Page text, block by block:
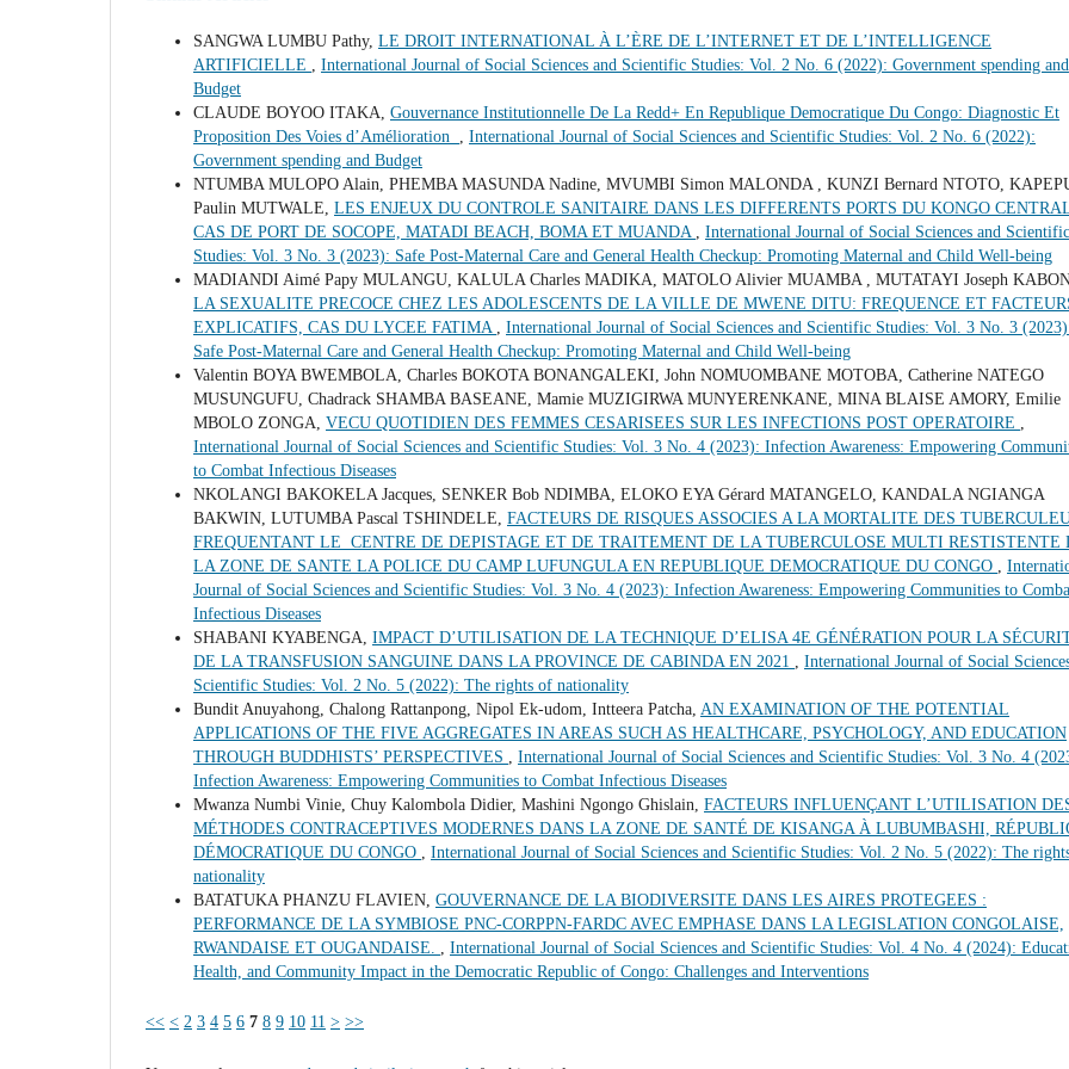
SANGWA LUMBU Pathy, LE DROIT INTERNATIONAL À L’ÈRE DE L’INTERNET ET DE L’INTELLIGENCE
ARTIFICIELLE , International Journal of Social Sciences and Scientific Studies: Vol. 2 No. 6 (2022): Government spending and
Budget
CLAUDE BOYOO ITAKA, Gouvernance Institutionnelle De La Redd+ En Republique Democratique Du Congo: Diagnostic Et
Proposition Des Voies d’Amélioration , International Journal of Social Sciences and Scientific Studies: Vol. 2 No. 6 (2022):
Government spending and Budget
NTUMBA MULOPO Alain, PHEMBA MASUNDA Nadine, MVUMBI Simon MALONDA , KUNZI Bernard NTOTO,
Paulin MUTWALE, LES ENJEUX DU CONTROLE SANITAIRE DANS LES DIFFERENTS PORTS DU KONGO
CAS DE PORT DE SOCOPE, MATADI BEACH, BOMA ET MUANDA , International Journal of Social Sciences and Scientific
Studies: Vol. 3 No. 3 (2023): Safe Post-Maternal Care and General Health Checkup: Promoting Maternal and Child Well-being
MADIANDI Aimé Papy MULANGU, KALULA Charles MADIKA, MATOLO Alivier MUAMBA , MUTATAYI Joseph
LA SEXUALITE PRECOCE CHEZ LES ADOLESCENTS DE LA VILLE DE MWENE DITU: FREQUENCE ET
EXPLICATIFS, CAS DU LYCEE FATIMA , International Journal of Social Sciences and Scientific Studies: Vol. 3 No. 3
Safe Post-Maternal Care and General Health Checkup: Promoting Maternal and Child Well-being
Valentin BOYA BWEMBOLA, Charles BOKOTA BONANGALEKI, John NOMUOMBANE MOTOBA, Catherine NATEGO
MUSUNGUFU, Chadrack SHAMBA BASEANE, Mamie MUZIGIRWA MUNYERENKANE, MINA BLAISE AMORY, Emilie
MBOLO ZONGA, VECU QUOTIDIEN DES FEMMES CESARISEES SUR LES INFECTIONS POST OPERATOIRE ,
International Journal of Social Sciences and Scientific Studies: Vol. 3 No. 4 (2023): Infection Awareness: Empowering
to Combat Infectious Diseases
NKOLANGI BAKOKELA Jacques, SENKER Bob NDIMBA, ELOKO EYA Gérard MATANGELO, KANDALA NGIANGA
BAKWIN, LUTUMBA Pascal TSHINDELE, FACTEURS DE RISQUES ASSOCIES A LA MORTALITE DES
FREQUENTANT LE CENTRE DE DEPISTAGE ET DE TRAITEMENT DE LA TUBERCULOSE MULTI RESTISTENTE
LA ZONE DE SANTE LA POLICE DU CAMP LUFUNGULA EN REPUBLIQUE DEMOCRATIQUE DU CONGO ,
Journal of Social Sciences and Scientific Studies: Vol. 3 No. 4 (2023): Infection Awareness: Empowering Communities to
Infectious Diseases
SHABANI KYABENGA, IMPACT D’UTILISATION DE LA TECHNIQUE D’ELISA 4E GÉNÉRATION POUR LA
DE LA TRANSFUSION SANGUINE DANS LA PROVINCE DE CABINDA EN 2021 , International Journal of Social
Scientific Studies: Vol. 2 No. 5 (2022): The rights of nationality
Bundit Anuyahong, Chalong Rattanpong, Nipol Ek-udom, Intteera Patcha, AN EXAMINATION OF THE POTENTIAL
APPLICATIONS OF THE FIVE AGGREGATES IN AREAS SUCH AS HEALTHCARE, PSYCHOLOGY, AND EDUCATION
THROUGH BUDDHISTS’ PERSPECTIVES , International Journal of Social Sciences and Scientific Studies: Vol. 3 No. 4
Infection Awareness: Empowering Communities to Combat Infectious Diseases
Mwanza Numbi Vinie, Chuy Kalombola Didier, Mashini Ngongo Ghislain, FACTEURS INFLUENÇANT L’UTILISATION
MÉTHODES CONTRACEPTIVES MODERNES DANS LA ZONE DE SANTÉ DE KISANGA À LUBUMBASHI,
DÉMOCRATIQUE DU CONGO , International Journal of Social Sciences and Scientific Studies: Vol. 2 No. 5 (2022): The
nationality
BATATUKA PHANZU FLAVIEN, GOUVERNANCE DE LA BIODIVERSITE DANS LES AIRES PROTEGEES :
PERFORMANCE DE LA SYMBIOSE PNC-CORPPN-FARDC AVEC EMPHASE DANS LA LEGISLATION CONGOLAISE,
RWANDAISE ET OUGANDAISE. , International Journal of Social Sciences and Scientific Studies: Vol. 4 No. 4 (2024):
Health, and Community Impact in the Democratic Republic of Congo: Challenges and Interventions
<< < 2 3 4 5 6 7 8 9 10 11 > >>